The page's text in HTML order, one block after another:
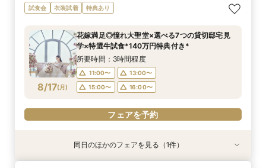
8/16(日
【大切なペットと挙式＆披露宴どちらもOK】
ペット婚*安心相談会
9:30〜 15:00〜
フェアを予約
8/16(日
140万優待◇絶景会場×祝福の大聖堂＊料理評価
◎コース試食付
9:00〜
13:00〜
15:00〜
フェアを予約
試食会 衣装試着 特典あり
8/17(月)
花嫁満足◎憧れ大聖堂×選べる7つの貸切邸宅見
学×特選牛試食*140万円特典付き*
所要時間：3時間程度
11:00〜
13:00〜
15:00〜
16:00〜
フェアを予約
衣装試着 特典あり
同日のほかのフェアを見る（1件）